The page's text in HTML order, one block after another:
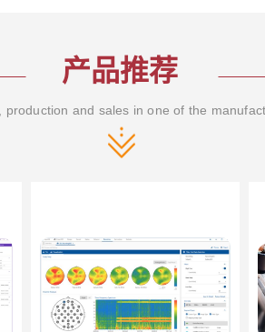
产品推荐
production and sales in one of the